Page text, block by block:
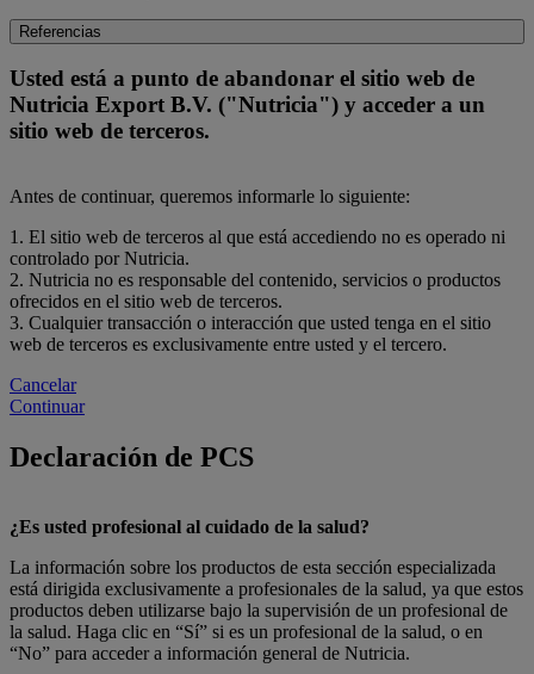
Referencias
Usted está a punto de abandonar el sitio web de
Nutricia Export B.V. ("Nutricia") y acceder a un
sitio web de terceros.
Antes de continuar, queremos informarle lo siguiente:
1. El sitio web de terceros al que está accediendo no es operado ni
controlado por Nutricia.
2. Nutricia no es responsable del contenido, servicios o productos
ofrecidos en el sitio web de terceros.
3. Cualquier transacción o interacción que usted tenga en el sitio
web de terceros es exclusivamente entre usted y el tercero.
Cancelar
Continuar
Declaración de PCS
¿Es usted profesional al cuidado de la salud?
La información sobre los productos de esta sección especializada
está dirigida exclusivamente a profesionales de la salud, ya que estos
productos deben utilizarse bajo la supervisión de un profesional de
la salud. Haga clic en “Sí” si es un profesional de la salud, o en
“No” para acceder a información general de Nutricia.